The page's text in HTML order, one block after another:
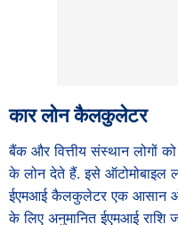
कार लोन कैलकुलेटर
बैंक और वित्तीय संस्थान लोगों को
के लोन देते हैं. इसे ऑटोमोबाइल
ईएमआई कैलकुलेटर एक आसान
के लिए अनुमानित ईएमआई राशि